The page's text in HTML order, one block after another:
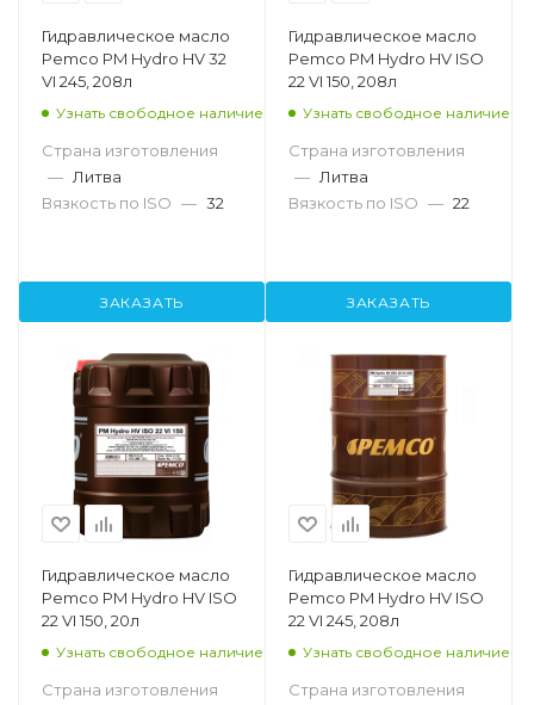
Гидравлическое масло
Pemco PM Hydro HV 32
VI 245, 208л
Узнать свободное наличие
Страна изготовления
— Литва
Вязкость по ISO — 32
ЗАКАЗАТЬ
Гидравлическое масло
Pemco PM Hydro HV ISO
22 VI 150, 208л
Узнать свободное наличие
Страна изготовления
— Литва
Вязкость по ISO — 22
ЗАКАЗАТЬ
Гидравлическое масло
Pemco PM Hydro HV ISO
22 VI 150, 20л
Узнать свободное наличие
Страна изготовления
Гидравлическое масло
Pemco PM Hydro HV ISO
22 VI 245, 208л
Узнать свободное наличие
Страна изготовления